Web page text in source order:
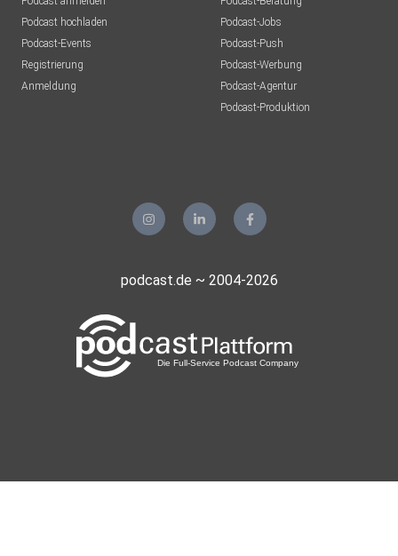
Podcast hochladen
Podcast-Events
Registrierung
Anmeldung
Podcast-Jobs
Podcast-Push
Podcast-Werbung
Podcast-Agentur
Podcast-Produktion
podcast.de ~ 2004-2026